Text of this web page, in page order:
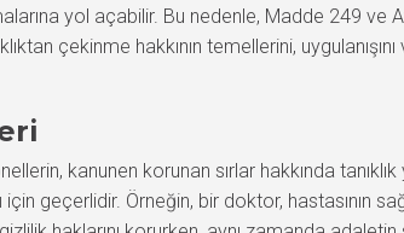
yol açabilir. Bu nedenle, Madde 249 ve
çekinme hakkının temellerini,
kanunen korunan sırlar hakkında
geçerlidir. Örneğin, bir doktor, hastasının